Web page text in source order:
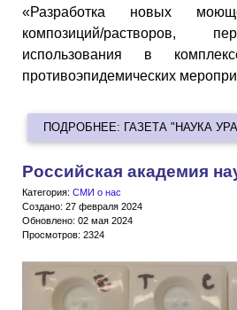
«Разработка новых
композиций/растворов,
использования в
противоэпидемических
ПОДРОБНЕЕ: ГАЗЕТА "НАУКА
Российская академия
Категория: СМИ о нас
Создано: 27 февраля 2024
Обновлено: 02 мая 2024
Просмотров: 2324